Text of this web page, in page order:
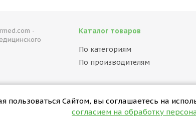
пользоваться Сайтом, вы соглашаетесь на
согласием на обработку
-
Каталог товаров
По категориям
По производителям